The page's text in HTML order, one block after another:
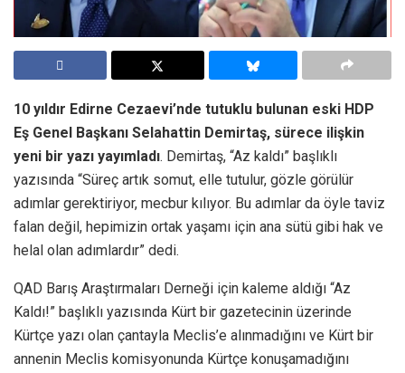
10 yıldır Edirne Cezaevi’nde tutuklu bulunan eski HDP
Eş Genel Başkanı Selahattin Demirtaş, sürece ilişkin
yeni bir yazı yayımladı. Demirtaş, “Az kaldı” başlıklı
yazısında “Süreç artık somut, elle tutulur, gözle görülür
adımlar gerektiriyor, mecbur kılıyor. Bu adımlar da öyle taviz
falan değil, hepimizin ortak yaşamı için ana sütü gibi hak ve
helal olan adımlardır” dedi.
QAD Barış Araştırmaları Derneği için kaleme aldığı “Az
Kaldı!” başlıklı yazısında Kürt bir gazetecinin üzerinde
Kürtçe yazı olan çantayla Meclis’e alınmadığını ve Kürt bir
annenin Meclis komisyonunda Kürtçe konuşamadığını